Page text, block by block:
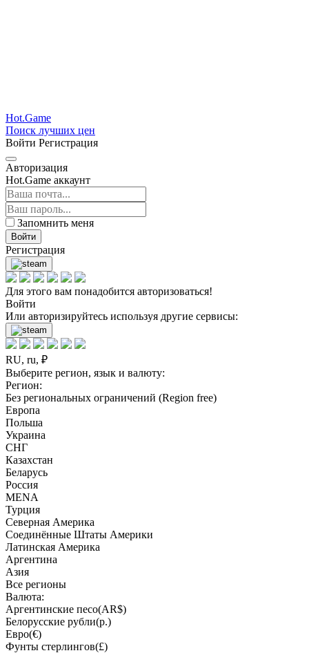
Hot.Game
Поиск лучших цен
Войти Регистрация
Авторизация
Hot.Game аккаунт
Запомнить меня
Войти
Регистрация
Для этого вам понадобится авторизоваться!
Войти
Или авторизируйтесь используя другие сервисы:
RU, ru, ₽
Выберите регион, язык и валюту:
Регион:
Без региональных ограничений (Region free)
Европа
Польша
Украина
СНГ
Казахстан
Беларусь
Россия
MENA
Турция
Северная Америка
Соединённые Штаты Америки
Латинская Америка
Аргентина
Азия
Все регионы
Валюта:
Аргентинские песо(AR$)
Белорусские рубли(р.)
Евро(€)
Фунты стерлингов(£)